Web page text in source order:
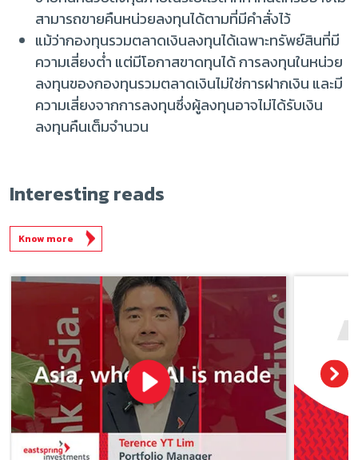
สามารถขายคืนหน่วยลงทุนได้ตามที่มีคำสั่งไว้
แม้ว่ากองทุนรวมตลาดเงินลงทุนได้เฉพาะทรัพย์สินที่มี
ความเสี่ยงต่ำ แต่มีโอกาสขาดทุนได้ การลงทุนในหน่วย
ลงทุนของกองทุนรวมตลาดเงินไม่ใช่การฝากเงิน และมี
ความเสี่ยงจากการลงทุนซึ่งผู้ลงทุนอาจไม่ได้รับเงิน
ลงทุนคืนเต็มจำนวน
Interesting reads
Know more